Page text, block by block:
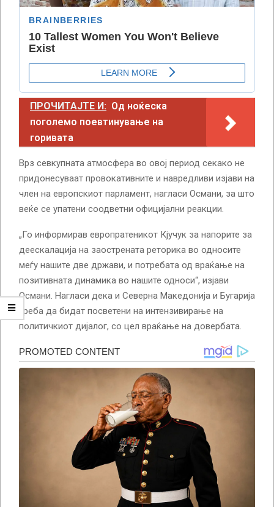
ПРОЧИТАЈТЕ И: Од ноќеска
поголемо поевтинување на
горивата
Врз севкупната атмосфера во овој период секако не
придонесуваат провокативните и навредливи изјави на
член на европскиот парламент, нагласи Османи, за што
веќе се упатени соодветни официјални реакции.
„Го информирав европратеникот Кјучук за напорите за
деескалација на заострената реторика во односите
меѓу нашите две држави, и потребата од враќање на
позитивната динамика во нашите односи“, изјави
Османи. Нагласи дека и Северна Македонија и Бугарија
треба да бидат посветени на интензивирање на
политичкиот дијалог, со цел враќање на довербата.